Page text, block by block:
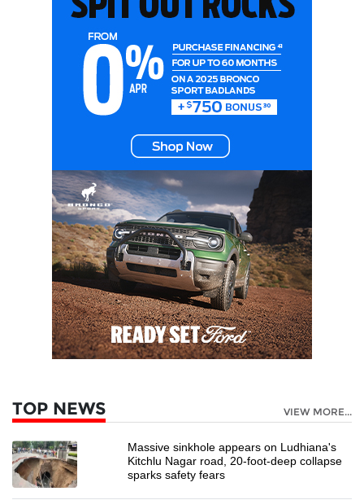
TOP NEWS VIEW MORE...
Massive sinkhole appears on Ludhiana's
Kitchlu Nagar road, 20-foot-deep collapse
sparks safety fears